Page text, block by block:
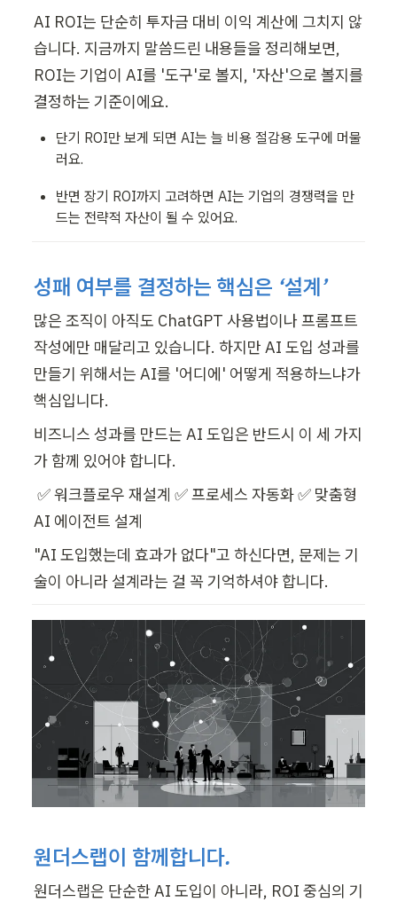
AI ROI는 단순히 투자금 대비 이익 계산에 그치지 않
습니다. 지금까지 말씀드린 내용들을 정리해보면,
ROI는 기업이 AI를 '도구'로 볼지, '자산'으로 볼지를
결정하는 기준이에요.
단기 ROI만 보게 되면 AI는 늘 비용 절감용 도구에 머물
러요.
반면 장기 ROI까지 고려하면 AI는 기업의 경쟁력을 만
드는 전략적 자산이 될 수 있어요.
성패 여부를 결정하는 핵심은 ‘설계’
많은 조직이 아직도 ChatGPT 사용법이나 프롬프트
작성에만 매달리고 있습니다. 하지만 AI 도입 성과를
만들기 위해서는 AI를 '어디에' 어떻게 적용하느냐가
핵심입니다.
비즈니스 성과를 만드는 AI 도입은 반드시 이 세 가지
가 함께 있어야 합니다.
AI 에이전트 설계
"AI 도입했는데 효과가 없다"고 하신다면, 문제는 기
술이 아니라 설계라는 걸 꼭 기억하셔야 합니다.
원더스랩이 함께합니다.
원더스랩은 단순한 AI 도입이 아니라, ROI 중심의 기